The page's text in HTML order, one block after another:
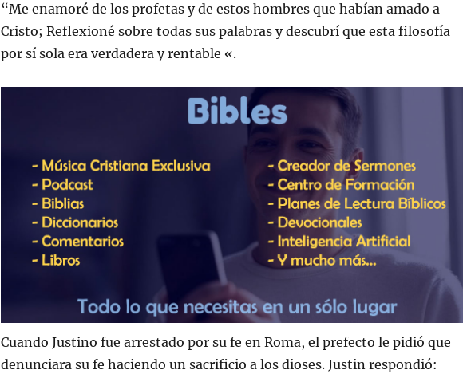
“Me enamoré de los profetas y de estos hombres que habían amado a
Cristo; Reflexioné sobre todas sus palabras y descubrí que esta filosofía
por sí sola era verdadera y rentable «.
Cuando Justino fue arrestado por su fe en Roma, el prefecto le pidió que
denunciara su fe haciendo un sacrificio a los dioses. Justin respondió: